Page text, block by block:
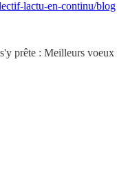
lactu-en-continu/blog
prête : Meilleurs voeux